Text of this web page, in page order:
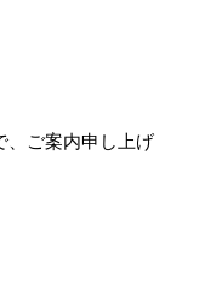
、ご案内申し上げ